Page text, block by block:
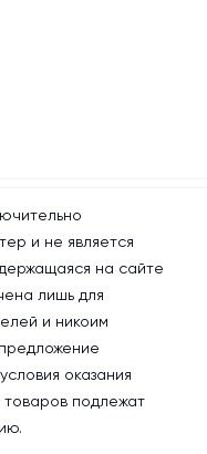
и не является
на сайте
лишь для
и никоим
оказания
товаров подлежат